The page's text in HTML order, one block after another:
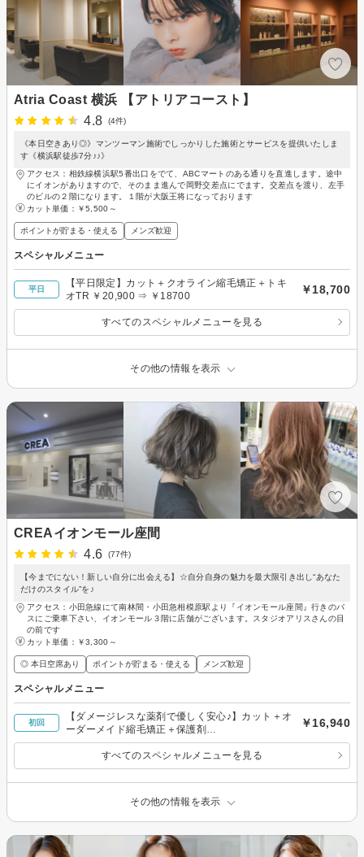
Atria Coast 横浜 【アトリアコースト】
4.8
(4件)
《本日空きあり◎》マンツーマン施術でしっかりした施術とサービスを提供いたしま
す《横浜駅徒歩7分♪♪》
アクセス：相鉄線横浜駅5番出口をでて、ABCマートのある通りを直進します。途中
にイオンがありますので、そのまま進んで岡野交差点にでます。交差点を渡り、左手
のビルの２階になります。１階が大阪王将になっております
カット単価： ￥5,500～
ポイントが貯まる・使える メンズ歓迎
スペシャルメニュー
平日
【平日限定】カット＋クオライン縮毛矯正＋トキ
オTR ￥20,900 ⇒ ￥18700
￥18,700
すべてのスペシャルメニューを見る
その他の情報を表示
CREAイオンモール座間
4.6
(77件)
【今までにない！新しい自分に出会える】☆自分自身の魅力を最大限引き出し“あなた
だけのスタイル”を♪
アクセス：小田急線にて南林間・小田急相模原駅より『イオンモール座間』行きのバ
スにご乗車下さい、イオンモール３階に店舗がございます。スタジオアリスさんの目
の前です
カット単価： ￥3,300～
◎ 本日空席あり ポイントが貯まる・使える メンズ歓迎
スペシャルメニュー
初回
【ダメージレスな薬剤で優しく安心♪】カット＋オ
ーダーメイド縮毛矯正＋保護剤
￥22440→￥16940
￥16,940
すべてのスペシャルメニューを見る
その他の情報を表示